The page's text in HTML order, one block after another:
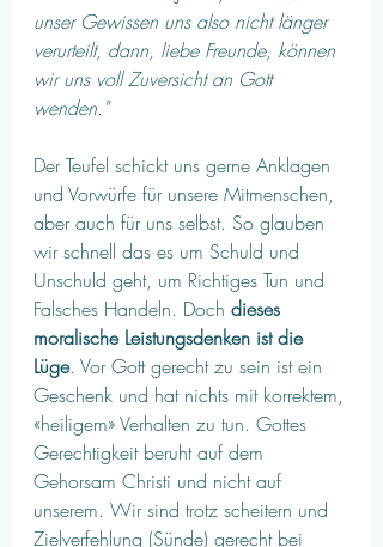
unser Gewissen uns also nicht länger
verurteilt, dann, liebe Freunde, können
wir uns voll Zuversicht an Gott
wenden."
Der Teufel schickt uns gerne Anklagen
und Vorwürfe für unsere Mitmenschen,
aber auch für uns selbst. So glauben
wir schnell das es um Schuld und
Unschuld geht, um Richtiges Tun und
Falsches Handeln. Doch dieses
moralische Leistungsdenken ist die
Lüge. Vor Gott gerecht zu sein ist ein
Geschenk und hat nichts mit korrektem,
«heiligem» Verhalten zu tun. Gottes
Gerechtigkeit beruht auf dem
Gehorsam Christi und nicht auf
unserem. Wir sind trotz scheitern und
Zielverfehlung (Sünde) gerecht bei